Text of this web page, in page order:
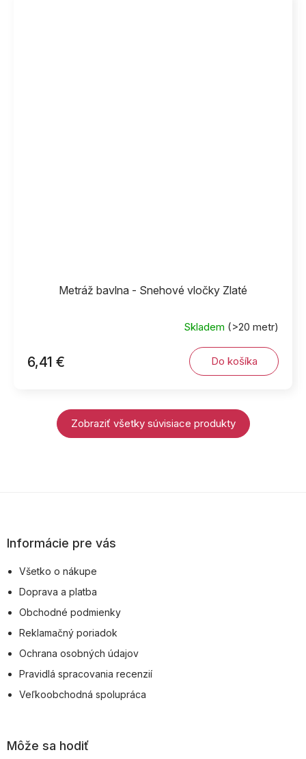
Metráž bavlna - Snehové vločky Zlaté
Skladem (>20 metr)
6,41 € Do košíka
Zobraziť všetky súvisiace produkty
pInformácie pre vás
Všetko o nákupe
Doprava a platba
Obchodné podmienky
Reklamačný poriadok
Ochrana osobných údajov
Pravidlá spracovania recenzií
Veľkoobchodná spolupráca
Môže sa hodiť